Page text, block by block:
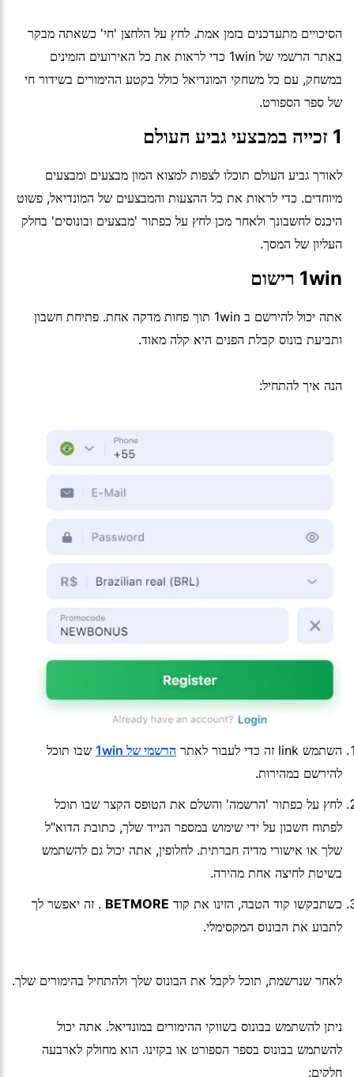
הסיכויים מתעדכנים בזמן אמת. לחץ על הלחצן 'חי' כשאתה מבקר
באתר הרשמי של 1win כדי לראות את כל האירועים הזמינים
במשחק, עם כל משחקי המונדיאל כולל בקטע ההימורים בשידור חי
של ספר הספורט.
1 זכייה במבצעי גביע העולם
לאורך גביע העולם תוכלו לצפות למצוא המון מבצעים ומבצעים
מיוחדים. כדי לראות את כל ההצעות והמבצעים של המונדיאל, פשוט
היכנס לחשבונך ולאחר מכן לחץ על כפתור 'מבצעים ובונוסים' בחלק
העליון של המסך.
1win רישום
אתה יכול להירשם ב 1win תוך פחות מדקה אחת. פתיחת חשבון
ותביעת בונוס קבלת הפנים היא קלה מאוד.
הנה איך להתחיל:
השתמש link זה כדי לעבור לאתר הרשמי של 1win
שבו תוכל
להירשם במהירות.
לחץ על כפתור 'הרשמה' והשלם את הטופס הקצר שבו תוכל
לפתוח חשבון על ידי שימוש במספר הנייד שלך, כתובת הדוא"ל
שלך או אישורי מדיה חברתית. לחלופין, אתה יכול גם להשתמש
בשיטת לחיצה אחת מהירה.
כשתבקשו קוד הטבה, הזינו את קוד BETMORE . זה יאפשר לך
לתבוע את הבונוס המקסימלי.
לאחר שנרשמת, תוכל לקבל את הבונוס שלך ולהתחיל בהימורים שלך.
ניתן להשתמש בבונוס בשווקי ההימורים במונדיאל. אתה יכול
להשתמש בבונוס בספר הספורט או בקזינו. הוא מחולק לארבעה
חלקים: